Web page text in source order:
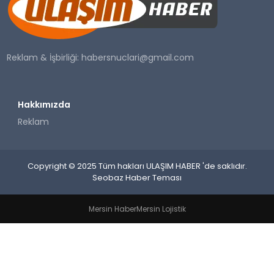
SAĞLIK
YAŞAM
Reklam & İşbirliği:habersnuclari@gmail.com
Hakkımızda
Reklam
Copyright © 2025 Tüm hakları ULAŞIM HABER 'de saklıdır.
Seobaz Haber Teması
Mersin HaberMersin Lojistik